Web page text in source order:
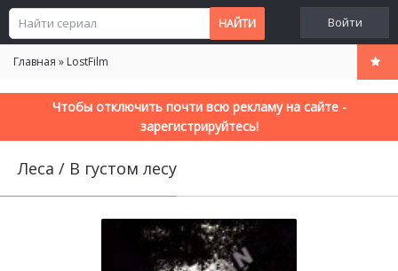
Войти
Главная » LostFilm
Чтобы отключить почти всю рекламу на сайте -
зарегистрируйтесь!
Леса / В густом лесу